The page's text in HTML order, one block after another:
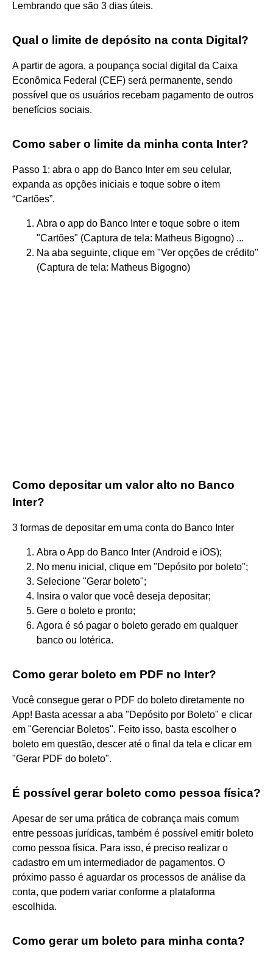
Lembrando que são 3 dias úteis.
Qual o limite de depósito na conta Digital?
A partir de agora, a poupança social digital da Caixa
Econômica Federal (CEF) será permanente, sendo
possível que os usuários recebam pagamento de outros
benefícios sociais.
Como saber o limite da minha conta Inter?
Passo 1: abra o app do Banco Inter em seu celular,
expanda as opções iniciais e toque sobre o item
“Cartões”.
Abra o app do Banco Inter e toque sobre o item
"Cartões" (Captura de tela: Matheus Bigogno) ...
Na aba seguinte, clique em "Ver opções de crédito"
(Captura de tela: Matheus Bigogno)
Como depositar um valor alto no Banco
Inter?
3 formas de depositar em uma conta do Banco Inter
Abra o App do Banco Inter (Android e iOS);
No menu inicial, clique em "Depósito por boleto";
Selecione "Gerar boleto";
Insira o valor que você deseja depositar;
Gere o boleto e pronto;
Agora é só pagar o boleto gerado em qualquer
banco ou lotérica.
Como gerar boleto em PDF no Inter?
Você consegue gerar o PDF do boleto diretamente no
App! Basta acessar a aba "Depósito por Boleto" e clicar
em "Gerenciar Boletos". Feito isso, basta escolher o
boleto em questão, descer até o final da tela e clicar em
"Gerar PDF do boleto".
É possível gerar boleto como pessoa física?
Apesar de ser uma prática de cobrança mais comum
entre pessoas jurídicas, também é possível emitir boleto
como pessoa física. Para isso, é preciso realizar o
cadastro em um intermediador de pagamentos. O
próximo passo é aguardar os processos de análise da
conta, que podem variar conforme a plataforma
escolhida.
Como gerar um boleto para minha conta?